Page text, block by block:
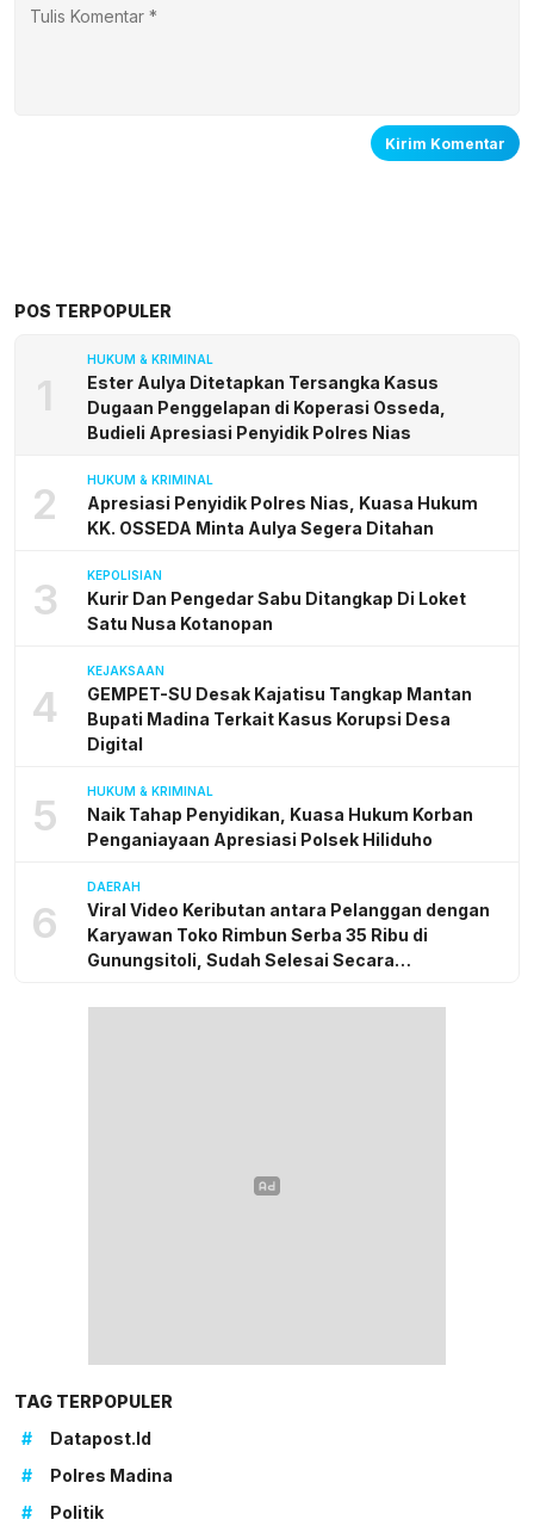
POS TERPOPULER
1
HUKUM & KRIMINAL
Ester Aulya Ditetapkan Tersangka Kasus
Dugaan Penggelapan di Koperasi Osseda,
Budieli Apresiasi Penyidik Polres Nias
2 HUKUM & KRIMINAL
Apresiasi Penyidik Polres Nias, Kuasa Hukum
KK. OSSEDA Minta Aulya Segera Ditahan
3 KEPOLISIAN
Kurir Dan Pengedar Sabu Ditangkap Di Loket
Satu Nusa Kotanopan
4
KEJAKSAAN
GEMPET-SU Desak Kajatisu Tangkap Mantan
Bupati Madina Terkait Kasus Korupsi Desa
Digital
5 HUKUM & KRIMINAL
Naik Tahap Penyidikan, Kuasa Hukum Korban
Penganiayaan Apresiasi Polsek Hiliduho
6
DAERAH
Viral Video Keributan antara Pelanggan dengan
Karyawan Toko Rimbun Serba 35 Ribu di
Gunungsitoli, Sudah Selesai Secara
TAG TERPOPULER
#
Datapost.id
#
Polres Madina
#
Politik